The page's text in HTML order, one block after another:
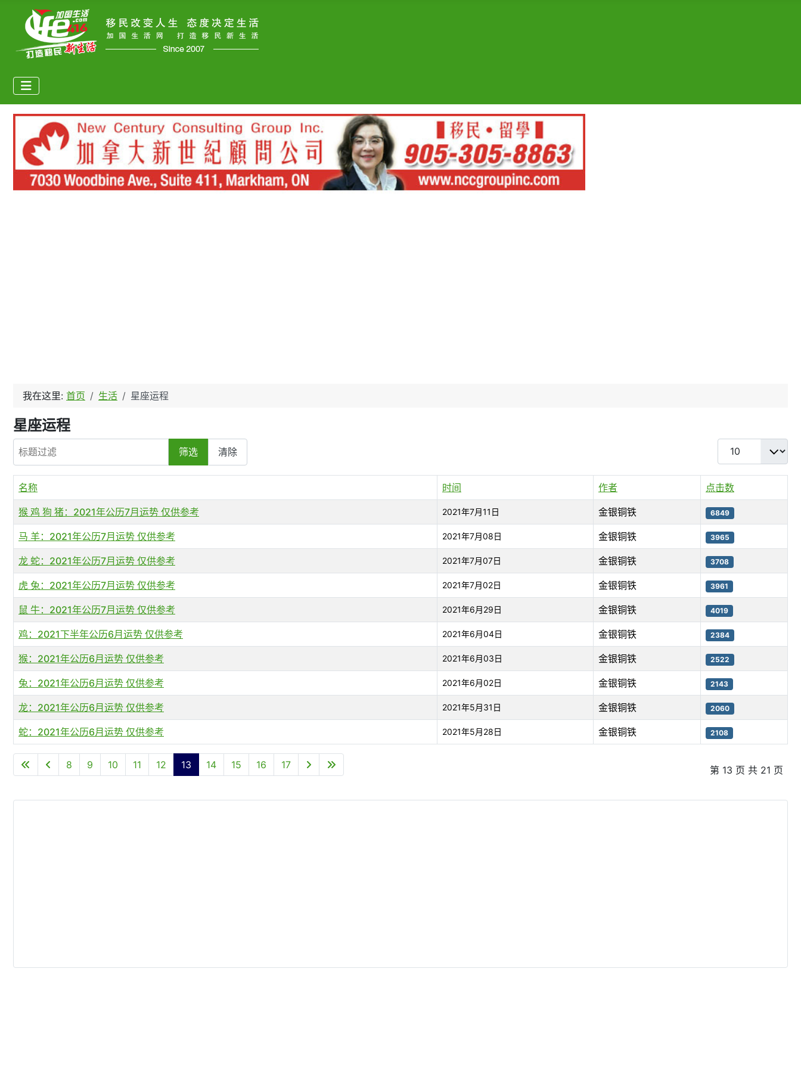
我在这里: 首页 生活 星座运程
星座运程
标题过滤
筛选 清除
每页显示条数
文章列表
名称 时间 作者 点击数
猴 鸡 狗 猪：2021年公历7月运势 仅供参考 2021年7月11日 金银铜铁 6849
马 羊：2021年公历7月运势 仅供参考 2021年7月08日 金银铜铁 3965
龙 蛇：2021年公历7月运势 仅供参考 2021年7月07日 金银铜铁 3708
虎 兔：2021年公历7月运势 仅供参考 2021年7月02日 金银铜铁 3961
鼠 牛：2021年公历7月运势 仅供参考 2021年6月29日 金银铜铁 4019
鸡：2021下半年公历6月运势 仅供参考 2021年6月04日 金银铜铁 2384
猴：2021年公历6月运势 仅供参考 2021年6月03日 金银铜铁 2522
兔：2021年公历6月运势 仅供参考 2021年6月02日 金银铜铁 2143
龙：2021年公历6月运势 仅供参考 2021年5月31日 金银铜铁 2060
蛇：2021年公历6月运势 仅供参考 2021年5月28日 金银铜铁 2108
第 13 页 共 21 页
8 9 10 11 12 13 14 15 16 17